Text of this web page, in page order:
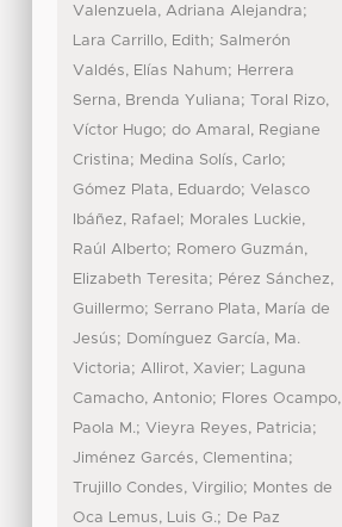
Valenzuela, Adriana Alejandra;
Lara Carrillo, Edith; Salmerón
Valdés, Elías Nahum; Herrera
Serna, Brenda Yuliana; Toral Rizo,
Víctor Hugo; do Amaral, Regiane
Cristina; Medina Solís, Carlo;
Gómez Plata, Eduardo; Velasco
Ibáñez, Rafael ; Morales Luckie,
Raúl Alberto; Romero Guzmán,
Elizabeth Teresita; Pérez Sánchez,
Guillermo; Serrano Plata, María de
Jesús; Domínguez García, Ma.
Victoria; Allirot, Xavier; Laguna
Camacho, Antonio; Flores Ocampo,
Paola M.; Vieyra Reyes, Patricia;
Jiménez Garcés, Clementina;
Trujillo Condes, Virgilio; Montes de
Oca Lemus, Luis G.; De Paz